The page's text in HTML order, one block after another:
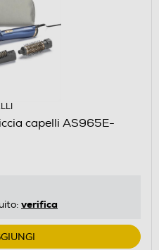
capelli AS965E-
verifica